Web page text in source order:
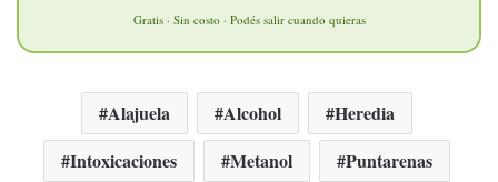
Gratis · Sin costo · Podés salir cuando quieras
Alajuela Alcohol
Heredia
Intoxicaciones
Metanol
Puntarenas